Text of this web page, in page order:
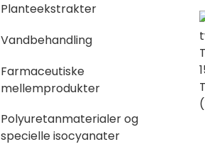
Planteekstrakter
Vandbehandling
Farmaceutiske
mellemprodukter
Polyuretanmaterialer og
specielle isocyanater